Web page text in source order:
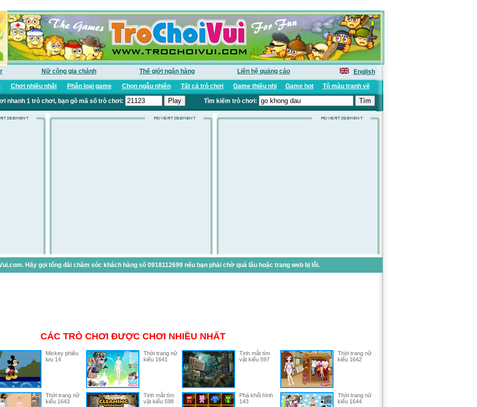
Nữ công gia chánh Thế giới ngân hàng Liên hệ quảng cáo
English
Chơi nhiều nhất Phân loại game Chọn ngẫu nhiên Tất cả trò chơi Game thiếu nhi Game hot Tô màu tranh vẽ
nhanh 1 trò chơi, bạn gõ mã số trò chơi: Tìm kiếm trò chơi:
Hãy gọi tổng đài chăm sóc khách hàng số 0918112699 nếu bạn phải chờ quá lâu hoặc trang web bị lỗi.
CÁC TRÒ CHƠI ĐƯỢC CHƠI NHIỀU NHẤT
Mickey phiêu
lưu 14
Thời trang nữ
kiểu 1641
Tinh mắt tìm
vật kiểu 597
Thời trang nữ
kiểu 1642
Thời trang nữ
kiểu 1643
Tinh mắt tìm
vật kiểu 598
Phá khối hình
143
Thời trang nữ
kiểu 1644